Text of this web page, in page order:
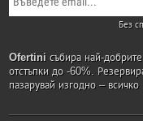
Без
Ofertini събира най-
отстъпки до -60%.
пазарувай изгодно –